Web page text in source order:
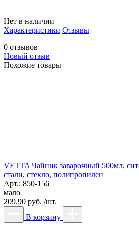
Нет в наличии
Характеристики Отзывы
0 отзывов
Новый отзыв
Похожие товары
VETTA Чайник заварочный 500мл,
стали, стекло, полипропилен
Арт.: 850-156
мало
209.90 руб. /шт.
В корзину